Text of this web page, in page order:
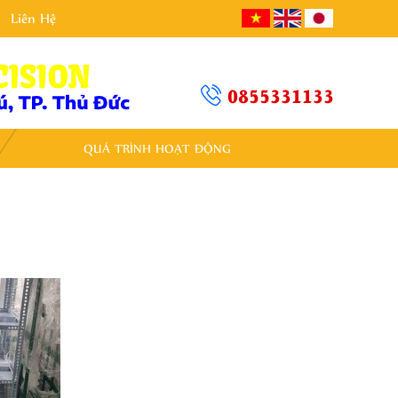
Liên Hệ
0855331133
QUÁ TRÌNH HOẠT ĐỘNG